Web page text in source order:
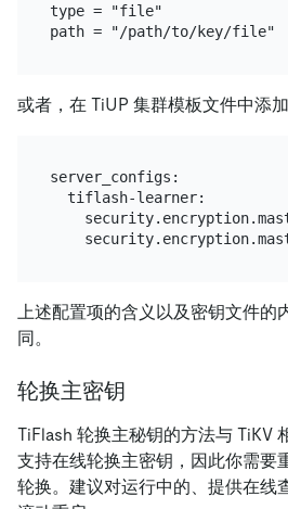
type = "file"
或者，在 TiUP 集群模板文件中添
server_configs:
  tiflash-learner:
上述配置项的含义以及密钥文件的
同。
轮换主密钥
TiFlash 轮换主秘钥的方法与 TiKV
支持在线轮换主密钥，因此你需要
轮换。建议对运行中的、提供在线